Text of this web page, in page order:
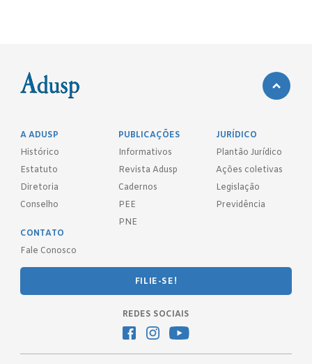
A ADUSP
Histórico
Estatuto
Diretoria
Conselho
PUBLICAÇÕES
Informativos
Revista Adusp
Cadernos
PEE
PNE
JURÍDICO
Plantão Jurídico
Ações coletivas
Legislação
Previdência
CONTATO
Fale Conosco
FILIE-SE!
REDES SOCIAIS